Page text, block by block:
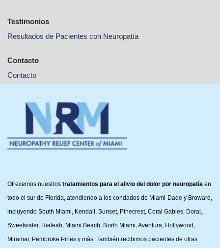
Testimonios
Resultados de Pacientes con Neuropatía
Contacto
Contacto
Ofrecemos nuestros tratamientos para el alivio del dolor por neuropatía en
todo el sur de Florida, atendiendo a los condados de Miami-Dade y Broward,
incluyendo South Miami, Kendall, Sunset, Pinecrest, Coral Gables, Doral,
Sweetwater, Hialeah, Miami Beach, North Miami, Aventura, Hollywood,
Miramar, Pembroke Pines y más. También recibimos pacientes de otras